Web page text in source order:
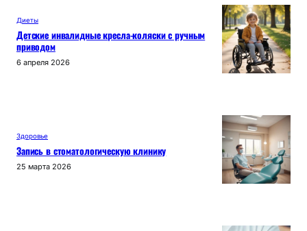
Диеты
Детские инвалидные кресла-коляски с ручным
приводом
6 апреля 2026
Здоровье
Запись в стоматологическую клинику
25 марта 2026